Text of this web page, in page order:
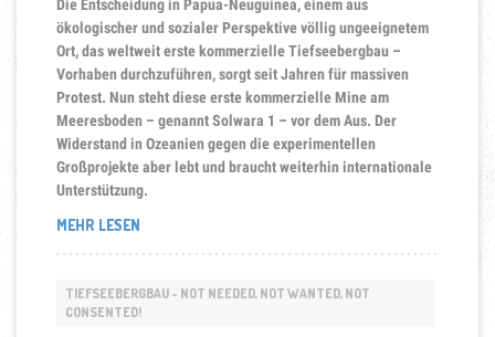
Die Entscheidung in Papua-Neuguinea, einem aus
ökologischer und sozialer Perspektive völlig ungeeignetem
Ort, das weltweit erste kommerzielle Tiefseebergbau –
Vorhaben durchzuführen, sorgt seit Jahren für massiven
Protest. Nun steht diese erste kommerzielle Mine am
Meeresboden – genannt Solwara 1 – vor dem Aus. Der
Widerstand in Ozeanien gegen die experimentellen
Großprojekte aber lebt und braucht weiterhin internationale
Unterstützung.
MEHR LESEN„THE
NOT
OVER!
TIEFSEEBERGBAU - NOT NEEDED, NOT WANTED, NOT
CONSENTED!